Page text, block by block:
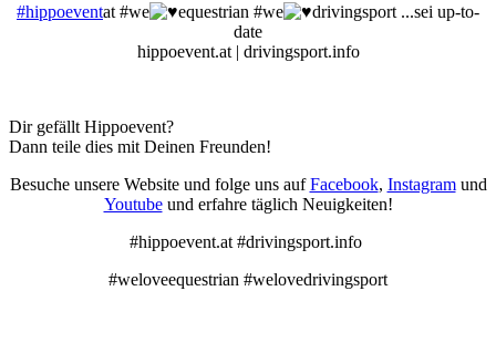
#hippoeventat #we equestrian #we
drivingsport ...sei up-to-
date
hippoevent.at | drivingsport.info
Dir gefällt Hippoevent?
Dann teile dies mit Deinen Freunden!
Besuche unsere Website und folge uns aufFacebook, Instagramund
Youtubeund erfahre täglich Neuigkeiten!
#hippoevent.at #drivingsport.info
#weloveequestrian #welovedrivingsport